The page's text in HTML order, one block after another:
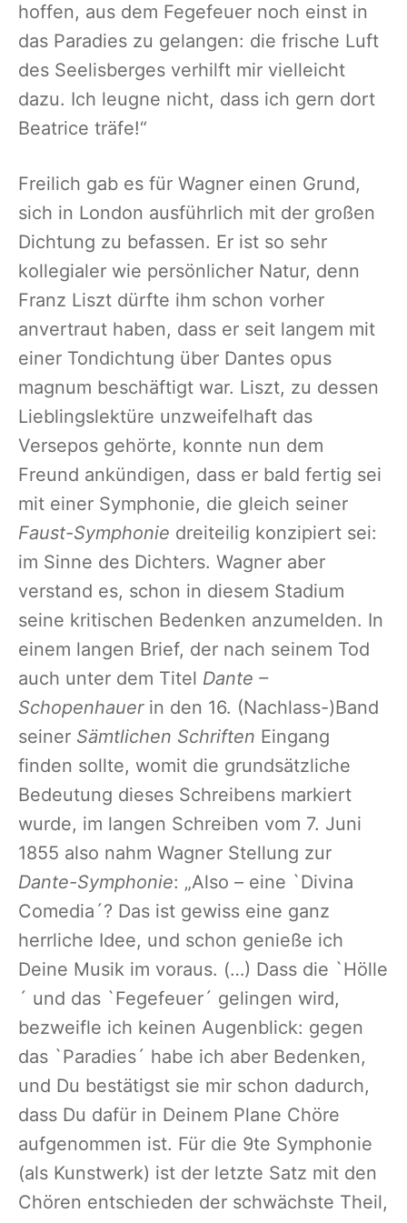
hoffen, aus dem Fegefeuer noch einst in
das Paradies zu gelangen: die frische Luft
des Seelisberges verhilft mir vielleicht
dazu. Ich leugne nicht, dass ich gern dort
Beatrice träfe!“
Freilich gab es für Wagner einen Grund,
sich in London ausführlich mit der großen
Dichtung zu befassen. Er ist so sehr
kollegialer wie persönlicher Natur, denn
Franz Liszt dürfte ihm schon vorher
anvertraut haben, dass er seit langem mit
einer Tondichtung über Dantes opus
magnum beschäftigt war. Liszt, zu dessen
Lieblingslektüre unzweifelhaft das
Versepos gehörte, konnte nun dem
Freund ankündigen, dass er bald fertig sei
mit einer Symphonie, die gleich seiner
Faust-Symphonie dreiteilig konzipiert sei:
im Sinne des Dichters. Wagner aber
verstand es, schon in diesem Stadium
seine kritischen Bedenken anzumelden. In
einem langen Brief, der nach seinem Tod
auch unter dem Titel Dante –
Schopenhauerin den 16. (Nachlass-)Band
seiner Sämtlichen Schriften Eingang
finden sollte, womit die grundsätzliche
Bedeutung dieses Schreibens markiert
wurde, im langen Schreiben vom 7. Juni
1855 also nahm Wagner Stellung zur
Dante-Symphonie: „Also – eine `Divina
Comedia´? Das ist gewiss eine ganz
herrliche Idee, und schon genieße ich
Deine Musik im voraus. (…) Dass die `Hölle
´ und das `Fegefeuer´ gelingen wird,
bezweifle ich keinen Augenblick: gegen
das `Paradies´ habe ich aber Bedenken,
und Du bestätigst sie mir schon dadurch,
dass Du dafür in Deinem Plane Chöre
aufgenommen ist. Für die 9te Symphonie
(als Kunstwerk) ist der letzte Satz mit den
Chören entschieden der schwächste Theil,